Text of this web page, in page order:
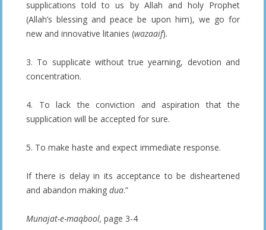
supplications told to us by Allah and holy Prophet
(Allah’s blessing and peace be upon him), we go for
new and innovative litanies (wazaaif).
3. To supplicate without true yearning, devotion and
concentration.
4. To lack the conviction and aspiration that the
supplication will be accepted for sure.
5. To make haste and expect immediate response.
If there is delay in its acceptance to be disheartened
and abandon making dua.”
Munajat-e-maqbool, page 3-4